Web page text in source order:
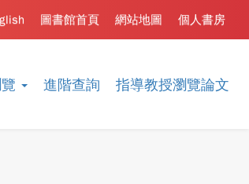
進階查詢 指導教授瀏覽論文
個人書房
網站地圖
圖書館首頁